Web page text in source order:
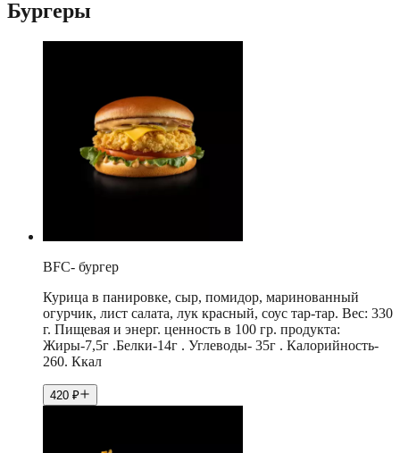
Бургеры
BFC- бургер
Курица в панировке, сыр, помидор, маринованный
огурчик, лист салата, лук красный, соус тар-тар. Вес: 330
г. Пищевая и энерг. ценность в 100 гр. продукта:
Жиры-7,5г .Белки-14г . Углеводы- 35г . Калорийность-
260. Ккал
420 ₽